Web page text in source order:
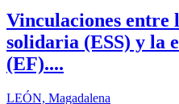
Vinculaciones entre
solidaria (ESS) y la
(EF)....
LEÓN, Magadalena